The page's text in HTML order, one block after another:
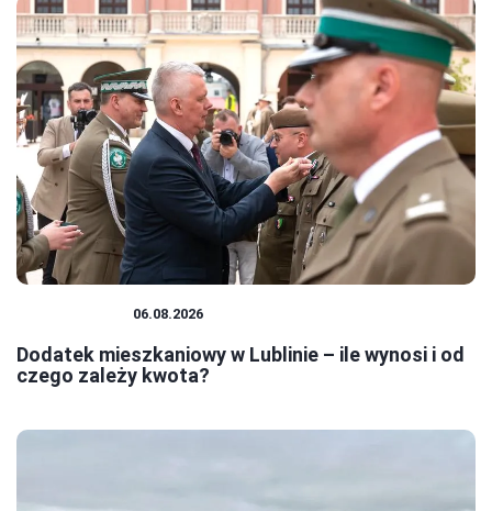
06.08.2026
Dodatek mieszkaniowy w Lublinie – ile wynosi i od
czego zależy kwota?